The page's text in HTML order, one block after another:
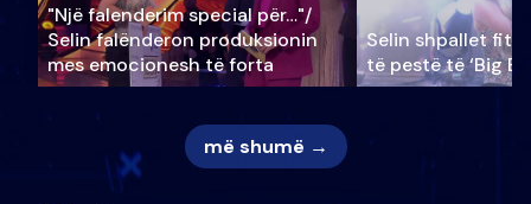
"Një falenderim special për…"/
Selin falënderon produksionin
mes emocionesh të forta
Selin shpallet
të pestë të ‘Big
më shumë →